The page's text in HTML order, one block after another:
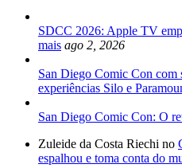
SDCC 2026: Apple TV
mais ago 2, 2026
San Diego Comic Con com
experiências Silo e
San Diego Comic Con: O
Zuleide da Costa Riechi no
espalhou e toma conta do